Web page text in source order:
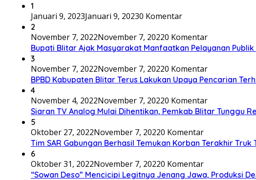
1
Januari 9, 2023Januari 9, 20230 Komentar
2
November 7, 2022November 7, 20220 Komentar
Bupati Blitar Ajak Masyarakat Manfaatkan Pelayanan
3
November 7, 2022November 7, 20220 Komentar
BPBD Kabupaten Blitar Terus Lakukan Upaya Pencarian
4
November 4, 2022November 7, 20220 Komentar
Siaran TV Analog Mulai Dihentikan, Pemkab Blitar Tunggu
5
Oktober 27, 2022November 7, 20220 Komentar
Tim SAR Gabungan Berhasil Temukan Korban Terakhir
6
Oktober 31, 2022November 7, 20220 Komentar
“Sowan Deso” Mencicipi Legitnya Jenang Jawa, Produksi